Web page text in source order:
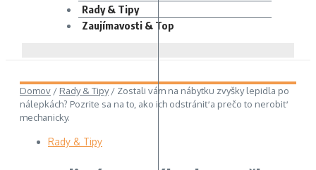
Rady & Tipy
Zaujímavosti & Top
Domov / Rady & Tipy/ Zostali vám na nábytku zvyšky lepidla po
nálepkách? Pozrite sa na to, ako ich odstrániť a prečo to nerobiť
mechanicky.
Rady & Tipy